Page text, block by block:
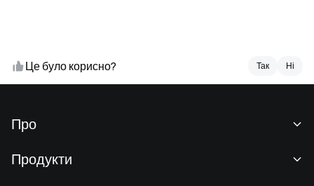
Так
Це було корисно? Так Ні
Про
Продукти